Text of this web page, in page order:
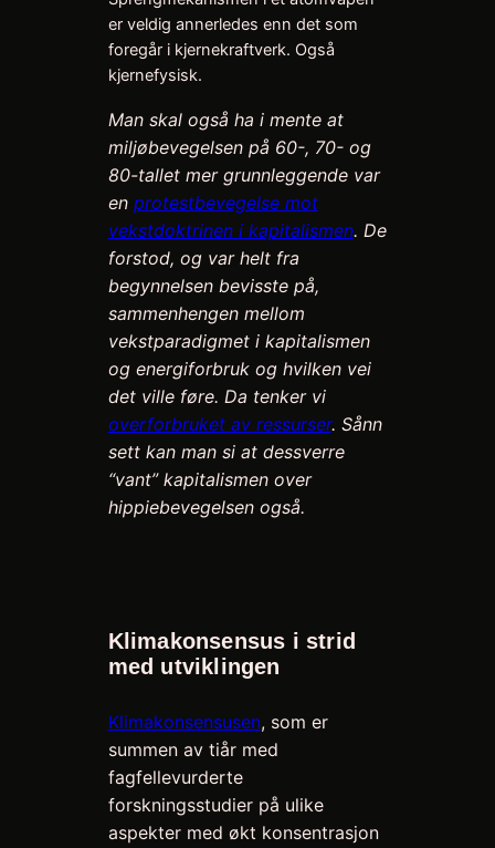
er veldig annerledes enn det som
foregår i kjernekraftverk. Også
kjernefysisk.
Man skal også ha i mente at
miljøbevegelsen på 60-, 70- og
80-tallet mer grunnleggende var
en protestbevegelse mot
vekstdoktrinen i kapitalismen. De
forstod, og var helt fra
begynnelsen bevisste på,
sammenhengen mellom
vekstparadigmet i kapitalismen
og energiforbruk og hvilken vei
det ville føre. Da tenker vi
overforbruket av ressurser. Sånn
sett kan man si at dessverre
“vant” kapitalismen over
hippiebevegelsen også.
Klimakonsensus i strid
med utviklingen
Klimakonsensusen, som er
summen av tiår med
fagfellevurderte
forskningsstudier på ulike
aspekter med økt konsentrasjon